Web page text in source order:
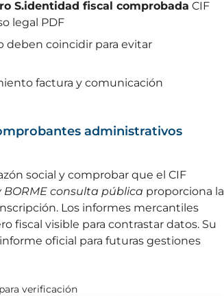
S.identidad fiscal comprobada CIF
legal PDF
deben coincidir para evitar
factura y comunicación
administrativos
social y comprobar que el CIF
consulta pública proporciona la
Los informes mercantiles
fiscal visible para contrastar datos. Su
oficial para futuras gestiones
verificación